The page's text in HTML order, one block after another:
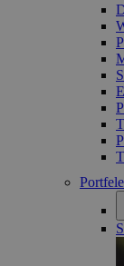
Portfele